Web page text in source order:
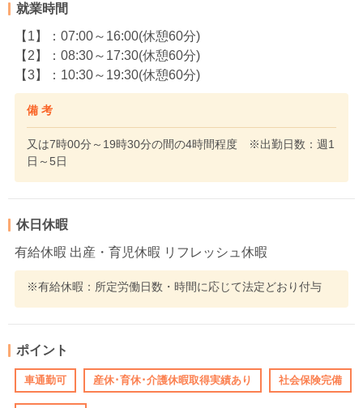
就業時間
【1】：07:00～16:00(休憩60分)
【2】：08:30～17:30(休憩60分)
【3】：10:30～19:30(休憩60分)
備 考
又は7時00分～19時30分の間の4時間程度 ※出勤日数：週1
日～5日
休日休暇
有給休暇 出産・育児休暇 リフレッシュ休暇
※有給休暇：所定労働日数・時間に応じて法定どおり付与
ポイント
車通勤可 産休･育休･介護休暇取得実績あり 社会保険完備